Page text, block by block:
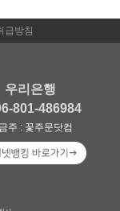
급방침
우리은행
801-486984
주 : 꽃주문닷컴